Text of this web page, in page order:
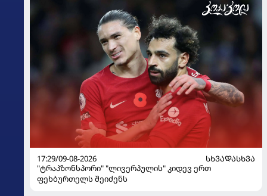
17:29/09-08-2026
ᲡᲮᲕᲐᲓᲐᲡᲮᲕᲐ
"ტრაპზონსპორი" "ლივერპულის" კიდევ ერთ
ფეხბურთელს შეიძენს